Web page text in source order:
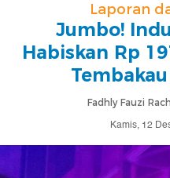
Laporan
Jumbo!
Habiskan Rp
Fadhly Fauzi
Kamis, 12